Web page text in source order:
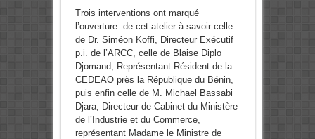
Trois interventions ont marqué
l’ouverture de cet atelier à savoir celle
de Dr. Siméon Koffi, Directeur Exécutif
p.i. de l’ARCC, celle de Blaise Diplo
Djomand, Représentant Résident de la
CEDEAO près la République du Bénin,
puis enfin celle de M. Michael Bassabi
Djara, Directeur de Cabinet du Ministère
de l’Industrie et du Commerce,
représentant Madame le Ministre de